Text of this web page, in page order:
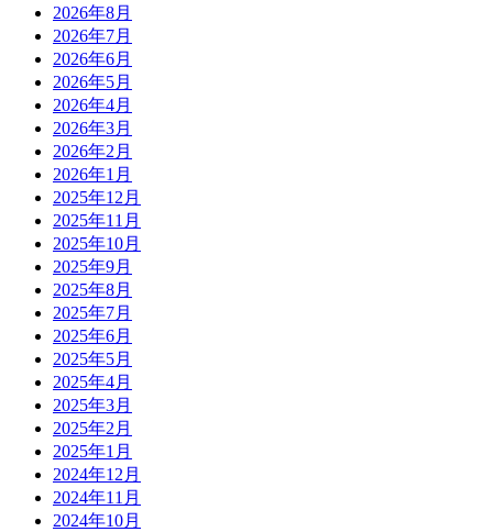
2026年8月
2026年7月
2026年6月
2026年5月
2026年4月
2026年3月
2026年2月
2026年1月
2025年12月
2025年11月
2025年10月
2025年9月
2025年8月
2025年7月
2025年6月
2025年5月
2025年4月
2025年3月
2025年2月
2025年1月
2024年12月
2024年11月
2024年10月